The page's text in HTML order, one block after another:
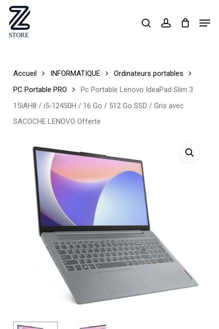
Skip
main
searchaccount
Accueil INFORMATIQUE
Ordinateurs portables
PC Portable PRO
Pc Portable Lenovo IdeaPad Slim 3
15IAH8 / i5-12450H / 16 Go / 512 Go SSD / Gris avec
SACOCHE LENOVO Offerte